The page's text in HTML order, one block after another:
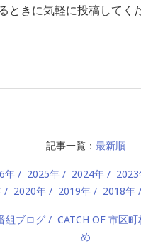
ときに気軽に投稿してく
記事一覧： 最新順
年 2025年 2024年 2023
2020年 2019年 2018年
組ブログ CATCH OF 市区町
め